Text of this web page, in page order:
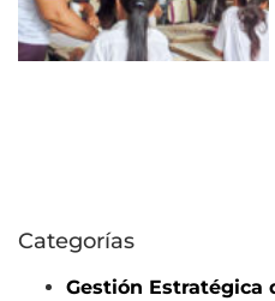
Categorías
Gestión Estratégica